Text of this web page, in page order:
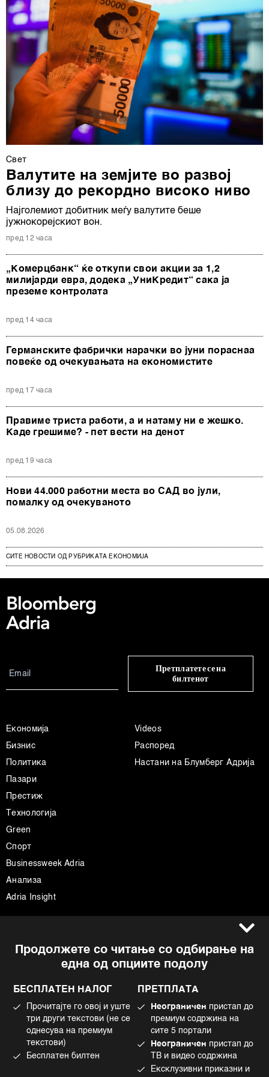
Свет
Валутите на земјите во развој
близу до рекордно високо ниво
Најголемиот добитник меѓу валутите беше
јужнокорејскиот вон.
пред 12 часа
„Комерцбанк“ ќе откупи свои акции за 1,2
милијарди евра, додека „УниКредит“ сака ја
преземе контролата
пред 14 часа
Германските фабрички нарачки во јуни пораснаа
повеќе од очекувањата на економистите
пред 17 часа
Правиме триста работи, а и натаму ни е жешко.
Каде грешиме? - пет вести на денот
пред 19 часа
Нови 44.000 работни места во САД во јули,
помалку од очекуваното
05.08.2026
СИТЕ НОВОСТИ ОД РУБРИКАТА ЕКОНОМИЈА
Продолжете со читање со одбирање на
една од опциите подолу
БЕСПЛАТЕН НАЛОГ
Прочитајте го овој и уште
три други текстови (не се
однесува на премиум
текстови)
Бесплатен билтен
ПРЕТПЛАТА
Неограничен пристап до
премиум содржина на
сите 5 портали
Неограничен пристап до
ТВ и видео содржина
Ексклузивни приказни и
Претплатете се на
билтенот
Економија
Бизнис
Политика
Пазари
Престиж
Технологија
Green
Спорт
Businessweek Adria
Анализа
Adria Insight
Videos
Распоред
Настани на Блумберг Адрија
Импресум
Политика на приватност
Употреба на вештачка интелигенција
Facebook
Instagram
Tiktok
©2022 - 2026 Bloomberg L.P. All Rights Reserved. BLOOMBERG and the
BLOOMBERG logo are registered trademarks and service marks of